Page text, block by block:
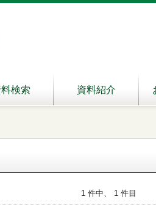
検索 資料紹介
1 件中、 1 件目